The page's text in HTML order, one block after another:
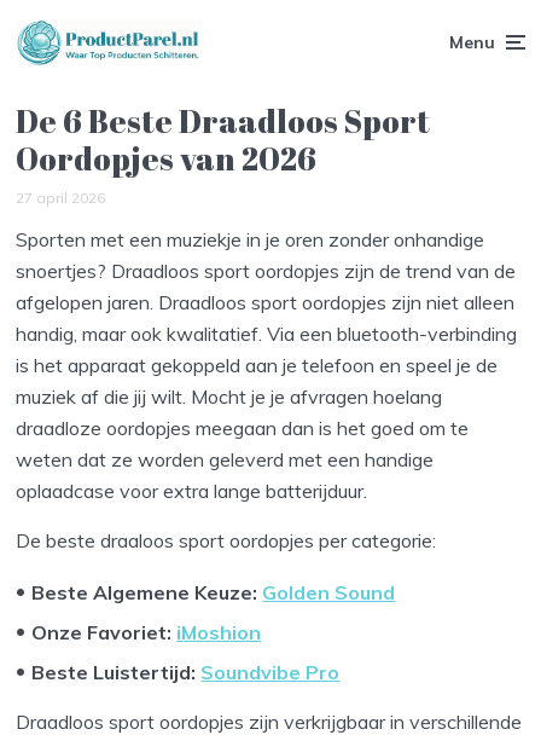
Menu
De 6 Beste Draadloos Sport
Oordopjes van 2026
27 april 2026
Sporten met een muziekje in je oren zonder onhandige
snoertjes? Draadloos sport oordopjes zijn de trend van de
afgelopen jaren. Draadloos sport oordopjes zijn niet alleen
handig, maar ook kwalitatief. Via een bluetooth-verbinding
is het apparaat gekoppeld aan je telefoon en speel je de
muziek af die jij wilt. Mocht je je afvragen hoelang
draadloze oordopjes meegaan dan is het goed om te
weten dat ze worden geleverd met een handige
oplaadcase voor extra lange batterijduur.
De beste draaloos sport oordopjes per categorie:
Beste Algemene Keuze: Golden Sound
Onze Favoriet: iMoshion
Beste Luistertijd: Soundvibe Pro
Draadloos sport oordopjes zijn verkrijgbaar in verschillende